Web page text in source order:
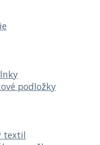
podložky
textil